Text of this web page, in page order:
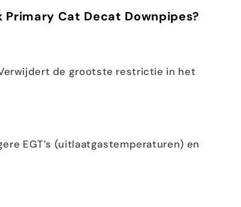
Cat Decat Downpipes?
de grootste restrictie in het
EGT’s (uitlaatgastemperaturen) en